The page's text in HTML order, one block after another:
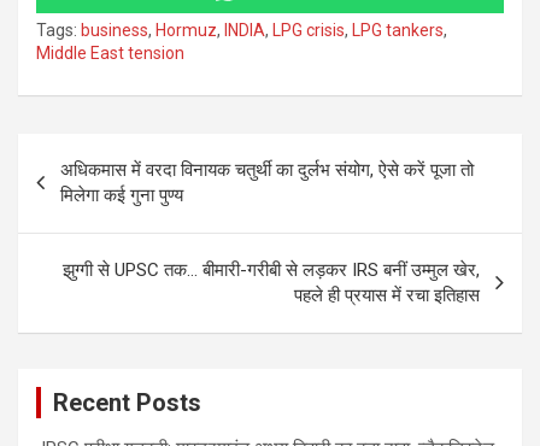
Tags: business, Hormuz, INDIA, LPG crisis, LPG tankers,
Middle East tension
navigation
अधिकमास में वरदा विनायक चतुर्थी का दुर्लभ संयोग, ऐसे करें पूजा तो
मिलेगा कई गुना पुण्य
झुग्गी से UPSC तक… बीमारी-गरीबी से लड़कर IRS बनीं उम्मुल खेर,
पहले ही प्रयास में रचा इतिहास
Recent Posts